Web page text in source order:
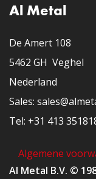
Al Metal
De Amert 108
5462 GH Veghel
Nederland
​Sales:
​Tel: +31 413
Algemene
Al Metal B.V. ©